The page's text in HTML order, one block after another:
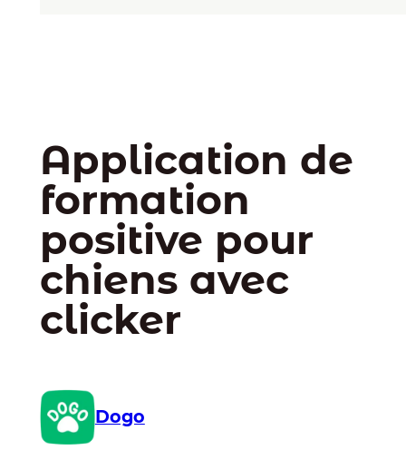
Application de
formation
positive pour
chiens avec
clicker
Dogo